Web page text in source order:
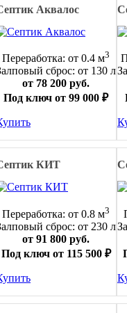
Аквалос
Переработка: от 0.4 м3
сброс: от 130 л
от 78 200 руб.
Под ключ от 99 000 ₽
КИТ
Переработка: от 0.8 м3
сброс: от 230 л
от 91 800 руб.
Под ключ от 115 500 ₽